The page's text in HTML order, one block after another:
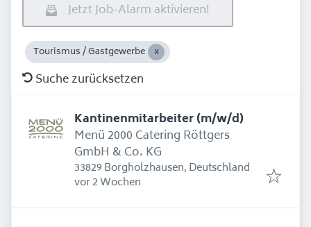
Jetzt Job-Alarm aktivieren!
Tourismus / Gastgewerbe
Suche zurücksetzen
Kantinenmitarbeiter (m/w/d)
Menü 2000 Catering Röttgers
GmbH & Co. KG
33829 Borgholzhausen, Deutschland
Erschienen:
vor 2 Wochen